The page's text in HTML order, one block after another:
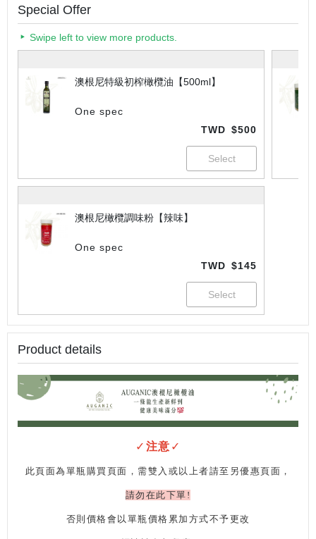
Special Offer
Swipe left to view more products.
澳根尼特級初榨橄欖油【500ml】
One spec
TWD $500
澳根尼橄欖調味粉【辣味】
One spec
TWD $145
Product details
✓ 注意 ✓
此頁面為 單瓶購買頁面 ，需雙入或以上者請至另優惠頁面，
請勿在此下單!
否則價格會以單瓶價格累加方式不予更改